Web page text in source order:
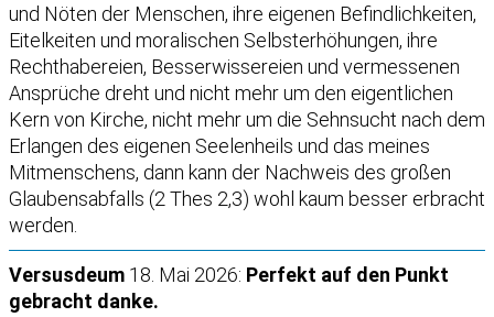
und Nöten der Menschen, ihre eigenen Befindlichkeiten,
Eitelkeiten und moralischen Selbsterhöhungen, ihre
Rechthabereien, Besserwissereien und vermessenen
Ansprüche dreht und nicht mehr um den eigentlichen
Kern von Kirche, nicht mehr um die Sehnsucht nach dem
Erlangen des eigenen Seelenheils und das meines
Mitmenschens, dann kann der Nachweis des großen
Glaubensabfalls (2 Thes 2,3) wohl kaum besser erbracht
werden.
Versusdeum 18. Mai 2026: Perfekt auf den Punkt
gebracht danke.